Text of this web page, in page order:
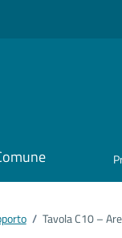
/ Tavola C10 –